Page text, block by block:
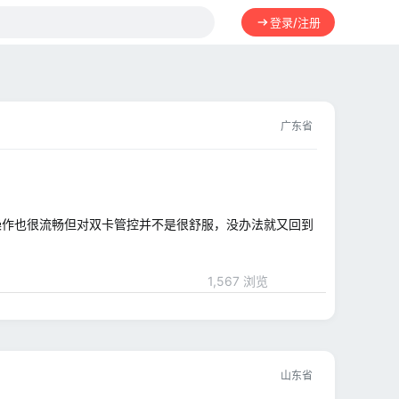
登录/注册
广东省
也很流畅但对双卡管控并不是很舒服，没办法就又回到
1,567 浏览
山东省